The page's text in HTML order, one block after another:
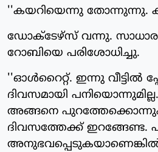
''കയറിയെന്നു തോന്നുന്നു.
ഡോക്‌ടേഴ്‌സ് വന്നു.
റോബിയെ പരിശോധിച്ചു.
''ഓള്‍റൈറ്റ്. ഇന്നു വീട്ടില്‍
ദിവസമായി പനിയൊന്നുമില്ല.
അങ്ങനെ
ദിവസത്തേക്ക് ഇറങ്ങേണ്ട.